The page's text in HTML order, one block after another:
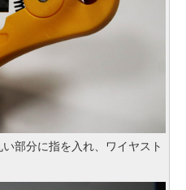
部分に指を入れ、ワイヤスト